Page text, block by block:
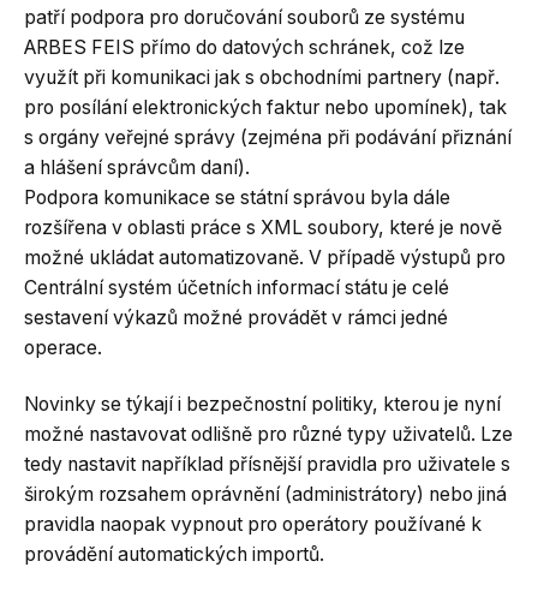
patří podpora pro doručování souborů ze systému
ARBES FEIS přímo do datových schránek, což lze
využít při komunikaci jak s obchodními partnery (např.
pro posílání elektronických faktur nebo upomínek), tak
s orgány veřejné správy (zejména při podávání přiznání
a hlášení správcům daní).
Podpora komunikace se státní správou byla dále
rozšířena v oblasti práce s XML soubory, které je nově
možné ukládat automatizovaně. V případě výstupů pro
Centrální systém účetních informací státu je celé
sestavení výkazů možné provádět v rámci jedné
operace.
Novinky se týkají i bezpečnostní politiky, kterou je nyní
možné nastavovat odlišně pro různé typy uživatelů. Lze
tedy nastavit například přísnější pravidla pro uživatele s
širokým rozsahem oprávnění (administrátory) nebo jiná
pravidla naopak vypnout pro operátory používané k
provádění automatických importů.